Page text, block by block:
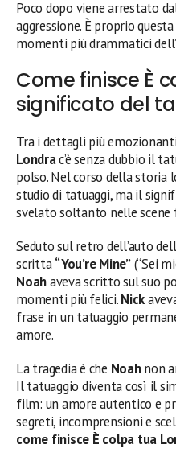
Poco dopo viene arrestato
aggressione. È proprio
momenti più drammatici
Come finisce È
significato del
Tra i dettagli più
Londrac’è senza dubbio il
polso. Nel corso della storia
studio di tatuaggi, ma il
svelato soltanto nelle scene
Seduto sul retro dell’auto
scritta“You’re Mine”(“Sei
Noahaveva scritto sul suo
momenti più felici.Nick
frase in un tatuaggio
amore.
La tragedia è che Noahnon
Il tatuaggio diventa così il
film: un amore autentico e
segreti, incomprensioni e
come finisce È colpa tua